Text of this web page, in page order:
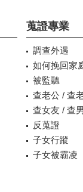
蒐證專業
調查外遇
如何挽回家
被監聽
查老公 / 查
查女友 / 查
反蒐證
子女行蹤
子女被霸凌